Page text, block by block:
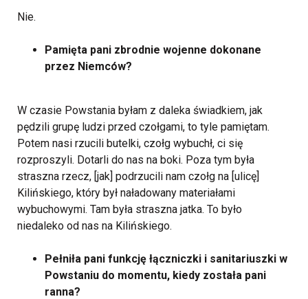
Nie.
Pamięta pani zbrodnie wojenne dokonane
przez Niemców?
W czasie Powstania byłam z daleka świadkiem, jak
pędzili grupę ludzi przed czołgami, to tyle pamiętam.
Potem nasi rzucili butelki, czołg wybuchł, ci się
rozproszyli. Dotarli do nas na boki. Poza tym była
straszna rzecz, [jak] podrzucili nam czołg na [ulicę]
Kilińskiego, który był naładowany materiałami
wybuchowymi. Tam była straszna jatka. To było
niedaleko od nas na Kilińskiego.
Pełniła pani funkcję łączniczki i sanitariuszki w
Powstaniu do momentu, kiedy została pani
ranna?